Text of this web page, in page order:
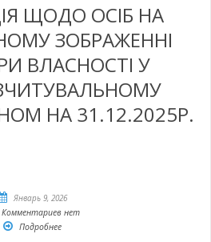
ЩОДО ОСІБ НА
ЗОБРАЖЕННІ
ВЛАСНОСТІ У
НА 31.12.2025Р.
Январь 9, 2026
Комментариев нет
Подробнее